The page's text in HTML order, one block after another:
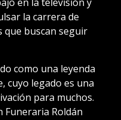
en la televisión y
la carrera de
que buscan seguir
como una leyenda
cuyo legado es una
para muchos.
Funeraria Roldán